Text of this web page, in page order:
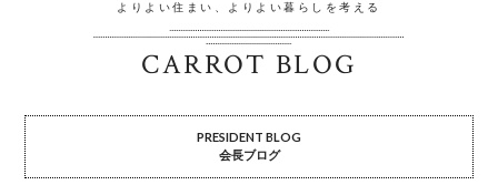
よりよい住まい、よりよい暮らしを考える
CARROT BLOG
PRESIDENT BLOG
会長ブログ